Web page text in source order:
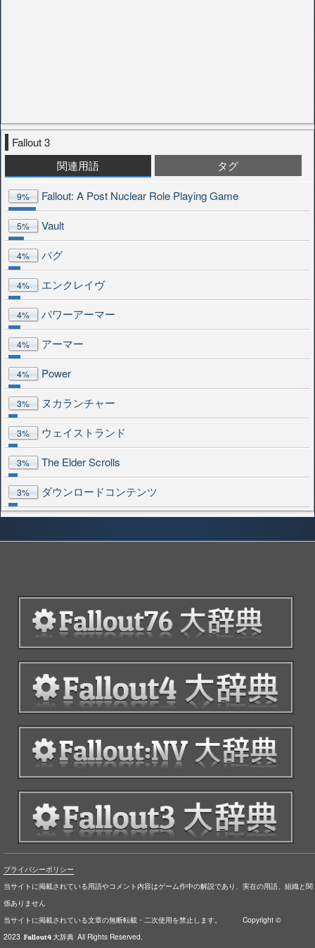
Fallout 3
関連用語
タグ
9% Fallout: A Post Nuclear Role Playing Game
5% Vault
4% バグ
4% エンクレイヴ
4% パワーアーマー
4% アーマー
4% Power
3% ヌカランチャー
3% ウェイストランド
3% The Elder Scrolls
3% ダウンロードコンテンツ
プライバシーポリシー
当サイトに掲載されている用語やコメント内容はゲーム作中の解説であり、実在の用語、組織と関
係ありません
当サイトに掲載されている文章の無断転載・二次使用を禁止します。 Copyright ©
2023 Fallout4 大辞典 All Rights Reserved.